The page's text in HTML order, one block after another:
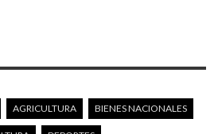
AGRICULTURA BIENES NACIONALES